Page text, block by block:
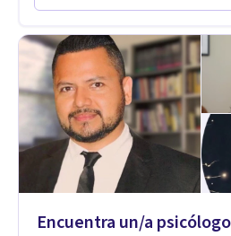
en comunidades como Olivar del
Encuentra un/a